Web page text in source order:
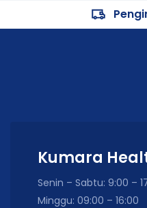
Kumara
Senin – Sabtu: 9:00 –
Minggu: 09:00 – 16:00